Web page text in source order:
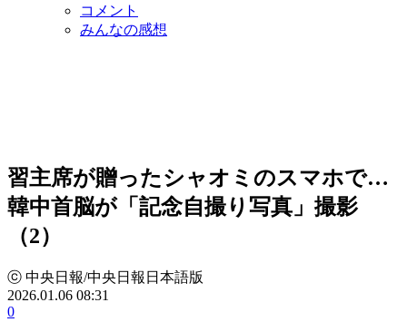
コメント
みんなの感想
習主席が贈ったシャオミのスマホで…
韓中首脳が「記念自撮り写真」撮影
（2）
ⓒ 中央日報/中央日報日本語版
2026.01.06 08:31
0